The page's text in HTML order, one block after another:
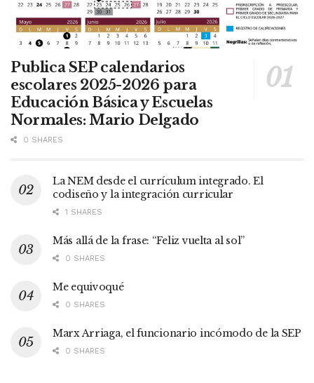
Publica SEP calendarios
escolares 2025-2026 para
Educación Básica y Escuelas
Normales: Mario Delgado
0 SHARES
La NEM desde el currículum integrado. El
codiseño y la integración curricular
1 SHARES
Más allá de la frase: “Feliz vuelta al sol”
0 SHARES
Me equivoqué
0 SHARES
Marx Arriaga, el funcionario incómodo de la SEP
0 SHARES